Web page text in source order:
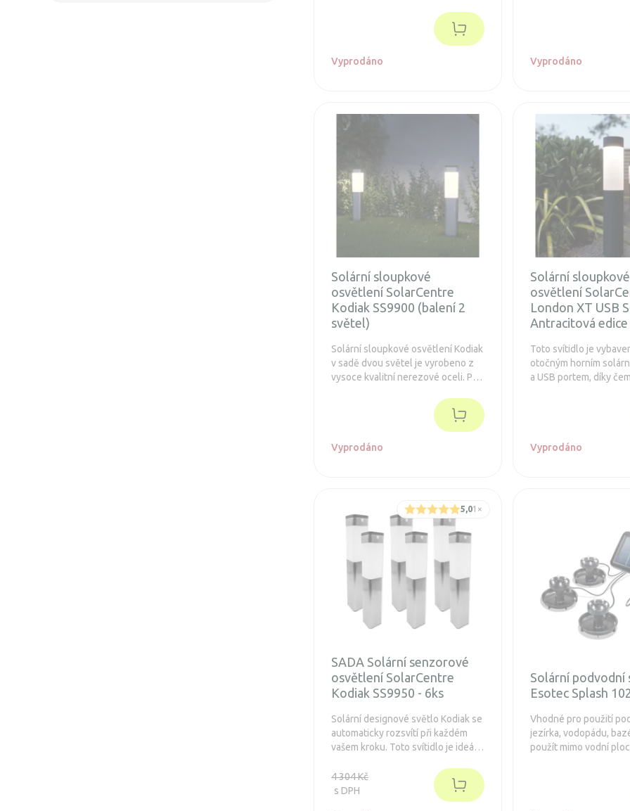
zavést klasické svítidla napájené
Vyprodáno
možnost dobití portem
Vyprodáno
Solární sloupkové
osvětlení SolarCentre
Kodiak SS9900 (balení 2
světel)
Solární sloupkové osvětlení Kodiak
v sadě dvou světel je vyrobeno z
vysoce kvalitní nerezové oceli. Po
není nutného ho napájet kabely a
je poháněno sluneční energií. Díky
modernímu designu se hodí na
každou zahradu, terasu nebo
Vyprodáno
Solární sloupkové
osvětlení
London XT USB
Antracitová edice
Toto svítidlo je
otočným horním
a USB portem, díky
Vyprodáno
5,01 ×
SADA Solární senzorové
osvětlení SolarCentre
Kodiak SS9950 - 6ks
Solární designové světlo Kodiak se
automaticky rozsvítí při každém
vašem kroku. Toto svítidlo je ideální
zavést klasické svítidla napájené
elektrickou sítí.
4 304 Kč
s DPH
Solární podvodní
Esotec Splash
Vhodné pro použití
jezírka, vodopádu,
použít mimo vodní